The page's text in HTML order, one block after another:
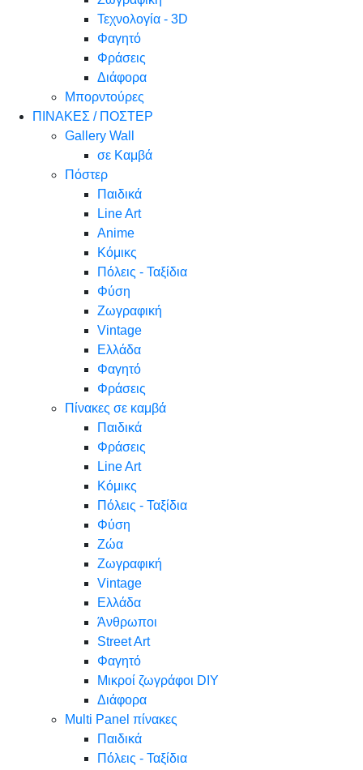
Τεχνολογία - 3D
Φαγητό
Φράσεις
Διάφορα
Μπορντούρες
ΠΙΝΑΚΕΣ / ΠΟΣΤΕΡ
Gallery Wall
σε Καμβά
Πόστερ
Παιδικά
Line Art
Anime
Κόμικς
Πόλεις - Ταξίδια
Φύση
Ζωγραφική
Vintage
Ελλάδα
Φαγητό
Φράσεις
Πίνακες σε καμβά
Παιδικά
Φράσεις
Line Art
Κόμικς
Πόλεις - Ταξίδια
Φύση
Ζώα
Ζωγραφική
Vintage
Ελλάδα
Άνθρωποι
Street Art
Φαγητό
Μικροί ζωγράφοι DIY
Διάφορα
Multi Panel πίνακες
Παιδικά
Πόλεις - Ταξίδια